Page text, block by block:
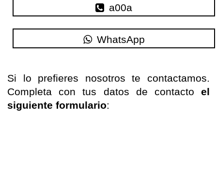
a00a
WhatsApp
Si lo prefieres nosotros tecontactamos.
Completa con tus datos de contacto el
siguiente formulario: